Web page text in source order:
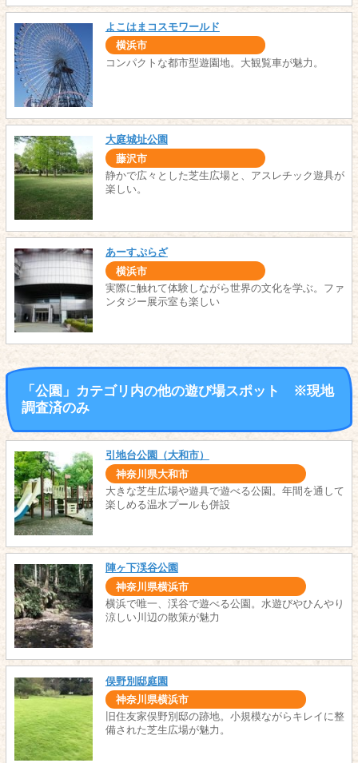
よこはまコスモワールド
横浜市
コンパクトな都市型遊園地。大観覧車が魅力。
大庭城址公園
藤沢市
静かで広々とした芝生広場と、アスレチック遊具が
楽しい。
あーすぷらざ
横浜市
実際に触れて体験しながら世界の文化を学ぶ。ファ
ンタジー展示室も楽しい
「公園」カテゴリ内の他の遊び場スポット ※現地
調査済のみ
引地台公園（大和市）
神奈川県大和市
大きな芝生広場や遊具で遊べる公園。年間を通して
楽しめる温水プールも併設
陣ヶ下渓谷公園
神奈川県横浜市
横浜で唯一、渓谷で遊べる公園。水遊びやひんやり
涼しい川辺の散策が魅力
俣野別邸庭園
神奈川県横浜市
旧住友家俣野別邸の跡地。小規模ながらキレイに整
備された芝生広場が魅力。